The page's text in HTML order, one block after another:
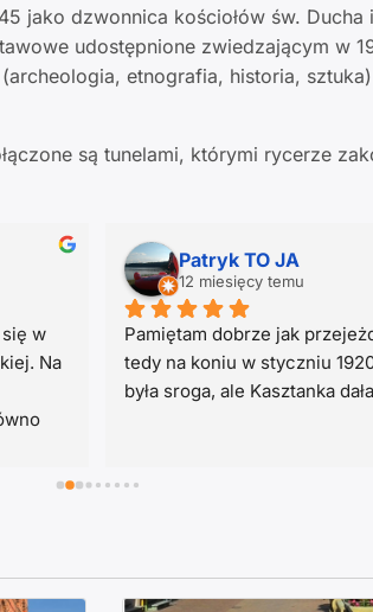
jako dzwonnica kościołów św. Ducha
udostępnione zwiedzającym w
etnografia, historia,
są tunelami, którymi rycerze
miła i
udzieli
Rybak morze
2 lata temu
Kameralnie ale i też pora
sprzyjała. Spokojnie można
pooglądać i poczytać